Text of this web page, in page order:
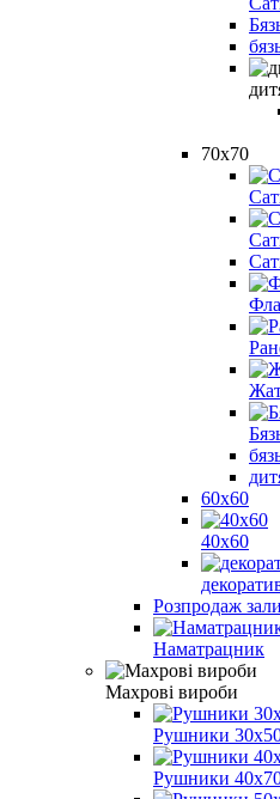
70х70
60х60
40х60
Розпродаж
Наматрацник
Махрові вироби
Рушники
Рушники